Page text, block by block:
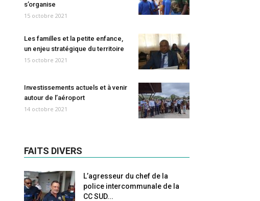
s’organise
15 octobre 2021
Les familles et la petite enfance,
un enjeu stratégique du territoire
15 octobre 2021
Investissements actuels et à venir
autour de l’aéroport
14 octobre 2021
FAITS DIVERS
L’agresseur du chef de la
police intercommunale de la
CC SUD...